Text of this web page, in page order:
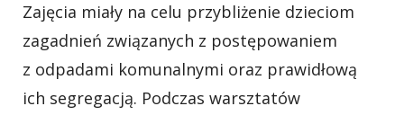
Zajęcia miały na celu przybliżenie dzieciom
zagadnień związanych z postępowaniem
z odpadami komunalnymi oraz prawidłową
ich segregacją. Podczas warsztatów